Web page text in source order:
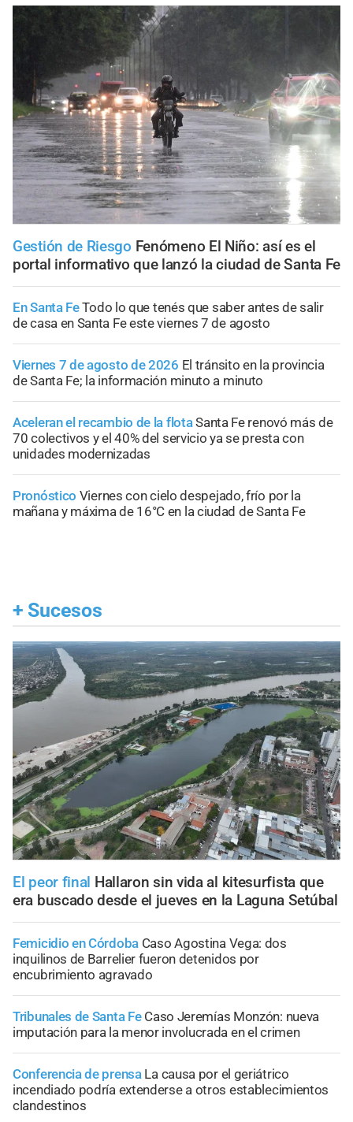
Gestión de Riesgo Fenómeno El Niño: así es el
portal informativo que lanzó la ciudad de Santa Fe
En Santa FeTodo lo que tenés que saber antes de salir
de casa en Santa Fe este viernes 7 de agosto
Viernes 7 de agosto de 2026 El tránsito en la provincia
de Santa Fe; la información minuto a minuto
Aceleran el recambio de la flotaSanta Fe renovó más de
70 colectivos y el 40% del servicio ya se presta con
unidades modernizadas
Pronóstico Viernes con cielo despejado, frío por la
mañana y máxima de 16°C en la ciudad de Santa Fe
+ Sucesos
El peor final Hallaron sin vida al kitesurfista que
era buscado desde el jueves en la Laguna Setúbal
Femicidio en Córdoba Caso Agostina Vega: dos
inquilinos de Barrelier fueron detenidos por
encubrimiento agravado
Tribunales de Santa Fe Caso Jeremías Monzón: nueva
imputación para la menor involucrada en el crimen
Conferencia de prensa La causa por el geriátrico
incendiado podría extenderse a otros establecimientos
clandestinos